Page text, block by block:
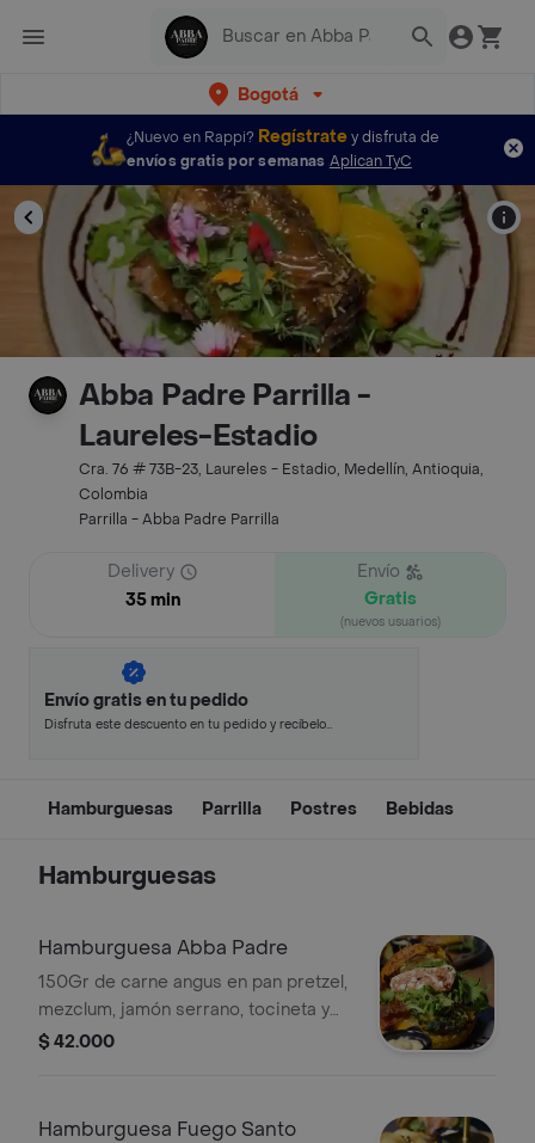
Bogotá
¿Nuevo en Rappi? Regístratey disfruta de
envíos gratis por semanas Aplican TyC
Abba Padre Parrilla -
Laureles-Estadio
Cra. 76 # 73B-23, Laureles - Estadio, Medellín, Antioquia,
Colombia
Parrilla - Abba Padre Parrilla
Delivery
35 min
Envío
Gratis
(nuevos usuarios)
Envío gratis en tu pedido
Disfruta este descuento en tu pedido y recíbelo
Hamburguesas Parrilla Postres Bebidas
Hamburguesas
Hamburguesa Abba Padre
150Gr de carne angus en pan pretzel,
mezclum, jamón serrano, tocineta y
una variedad de quesos
$ 42.000
Hamburguesa Fuego Santo